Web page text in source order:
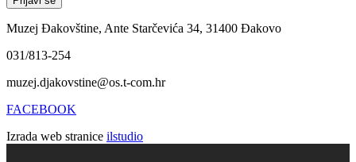
Muzej Đakovštine, Ante Starčevića 34, 31400 Đakovo
031/813-254
muzej.djakovstine@os.t-com.hr
FACEBOOK
Izrada web stranice ilstudio